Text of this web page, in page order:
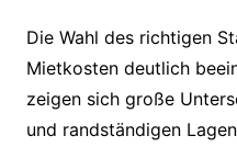
Die Wahl des richtigen
Mietkosten deutlich
zeigen sich große
und randständigen